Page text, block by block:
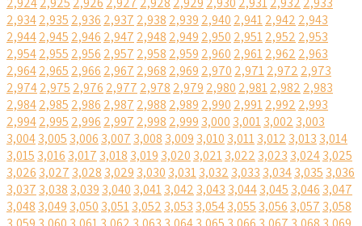
2,9342,935 2,936 2,937 2,938 2,939 2,940 2,9412,942 2,943
2,9442,945 2,946 2,947 2,948 2,949 2,950 2,9512,952 2,953
2,9542,955 2,956 2,957 2,958 2,959 2,960 2,9612,962 2,963
2,9642,965 2,966 2,967 2,968 2,969 2,970 2,9712,972 2,973
2,9742,975 2,976 2,977 2,978 2,979 2,980 2,9812,982 2,983
2,9842,985 2,986 2,987 2,988 2,989 2,990 2,9912,992 2,993
2,9942,995 2,996 2,997 2,998 2,999 3,000 3,0013,002 3,003
3,0043,005 3,006 3,007 3,008 3,009 3,010 3,0113,012 3,013 3,014
3,015 3,016 3,017 3,018 3,019 3,020 3,0213,022 3,023 3,0243,025
3,026 3,027 3,028 3,029 3,030 3,0313,032 3,033 3,0343,035 3,036
3,037 3,038 3,039 3,040 3,0413,042 3,043 3,0443,045 3,046 3,047
3,048 3,049 3,050 3,0513,052 3,053 3,0543,055 3,056 3,057 3,058